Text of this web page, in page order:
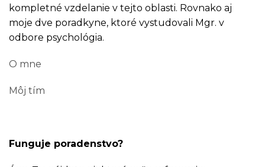
kompletné vzdelanie v tejto oblasti. Rovnako aj
moje dve poradkyne, ktoré vystudovali Mgr. v
odbore psychológia.
O mne
Môj tím
Funguje poradenstvo?